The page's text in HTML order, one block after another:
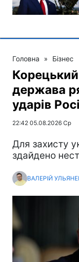
Головна » Бізнес
Корецький
держава
ударів
22:42 05.08.2026 Ср
Для захисту
здайдено
ВАЛЕРІЙ